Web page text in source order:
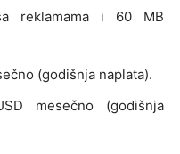
reklamama i 60 MB
(godišnja naplata).
mesečno (godišnja